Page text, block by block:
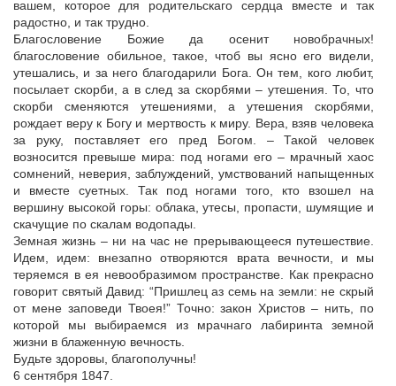
вашем, которое для родительскаго сердца вместе и так
радостно, и так трудно.
Благословение Божие да осенит новобрачных!
благословение обильное, такое, чтоб вы ясно его видели,
утешались, и за него благодарили Бога. Он тем, кого любит,
посылает скорби, а в след за скорбями – утешения. То, что
скорби сменяются утешениями, а утешения скорбями,
рождает веру к Богу и мертвость к миру. Вера, взяв человека
за руку, поставляет его пред Богом. – Такой человек
возносится превыше мира: под ногами его – мрачный хаос
сомнений, неверия, заблуждений, умствований напыщенных
и вместе суетных. Так под ногами того, кто взошел на
вершину высокой горы: облака, утесы, пропасти, шумящие и
скачущие по скалам водопады.
Земная жизнь – ни на час не прерывающееся путешествие.
Идем, идем: внезапно отворяются врата вечности, и мы
теряемся в ея невообразимом пространстве. Как прекрасно
говорит святый Давид: “Пришлец аз семь на земли: не скрый
от мене заповеди Твоея!” Точно: закон Христов – нить, по
которой мы выбираемся из мрачнаго лабиринта земной
жизни в блаженную вечность.
Будьте здоровы, благополучны!
6 сентября 1847.